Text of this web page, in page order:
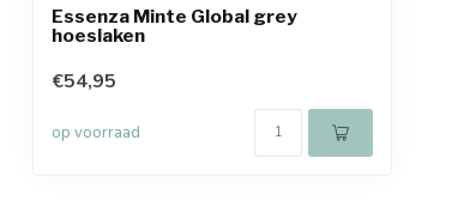
Essenza Minte Global grey
hoeslaken
€54,95
op voorraad